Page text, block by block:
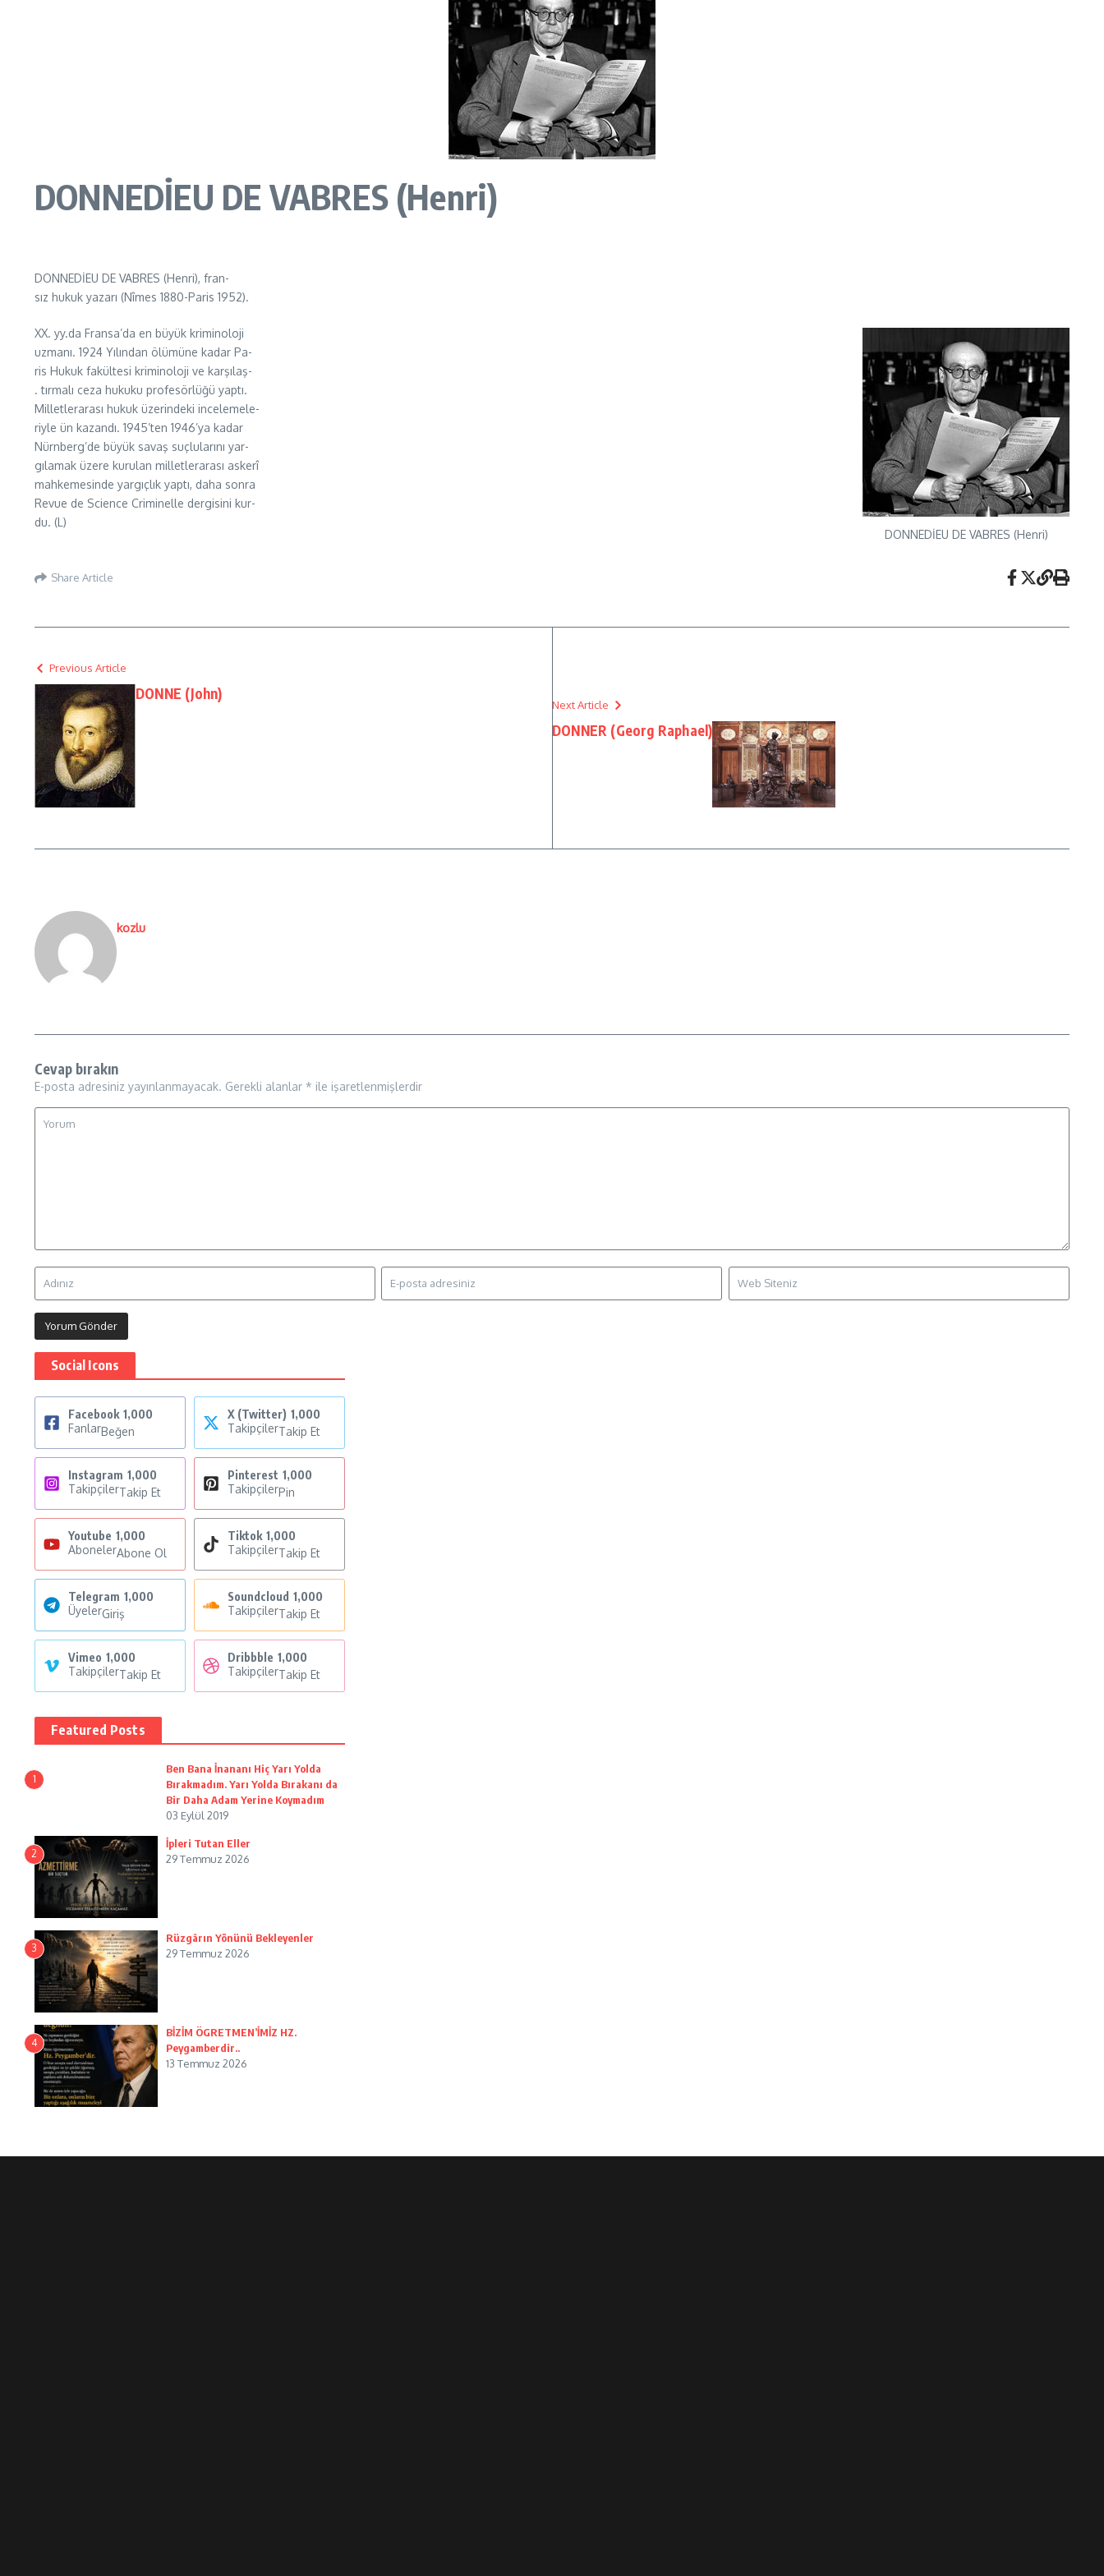
DONNEDİEU DE VABRES (Henri)
DONNEDİEU DE VABRES (Henri), fran-
sız hukuk yazarı (Nîmes 1880-Paris 1952).
DONNEDİEU DE VABRES (Henri)
XX. yy.da Fransa’da en büyük kriminoloji
uzmanı. 1924 Yılından ölümüne kadar Pa-
ris Hukuk fakültesi kriminoloji ve karşılaş-
. tırmalı ceza hukuku profesörlüğü yaptı.
Milletlerarası hukuk üzerindeki incelemele-
riyle ün kazandı. 1945’ten 1946’ya kadar
Nürnberg’de büyük savaş suçlularını yar-
gılamak üzere kurulan milletlerarası askerî
mahkemesinde yargıçlık yaptı, daha sonra
Revue de Science Criminelle dergisini kur-
du. (L)
Share Article
Previous Article
DONNE (John)
Next Article
DONNER (Georg Raphael)
kozlu
Cevap bırakın
E-posta adresiniz yayınlanmayacak. Gerekli alanlar * ile işaretlenmişlerdir
Social Icons
Facebook 1,000
FanlarBeğen
X (Twitter) 1,000
TakipçilerTakip Et
Instagram 1,000
TakipçilerTakip Et
Pinterest 1,000
TakipçilerPin
Youtube 1,000
AbonelerAbone Ol
Tiktok 1,000
TakipçilerTakip Et
Telegram 1,000
ÜyelerGiriş
Soundcloud 1,000
TakipçilerTakip Et
Vimeo 1,000
TakipçilerTakip Et
Dribbble 1,000
TakipçilerTakip Et
Featured Posts
1
Ben Bana İnananı Hiç Yarı Yolda
Bırakmadım. Yarı Yolda Bırakanı da
Bir Daha Adam Yerine Koymadım
03 Eylül 2019
2
İpleri Tutan Eller
29 Temmuz 2026
3
Rüzgârın Yönünü Bekleyenler
29 Temmuz 2026
4
BİZİM ÖGRETMEN’İMİZ HZ.
Peygamberdir..
13 Temmuz 2026